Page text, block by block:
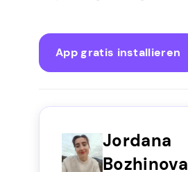
App gratis installieren
Jordana
Bozhinova